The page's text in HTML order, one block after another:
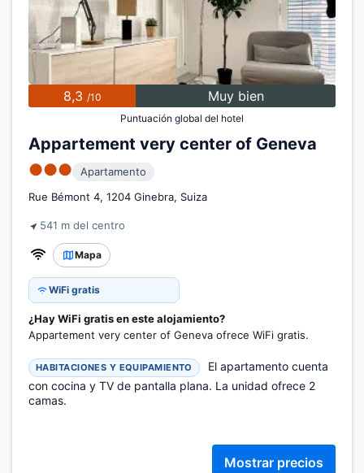
8,3 /10 Muy bien
Puntuación global del hotel
Appartement very center of Geneva
●●●
Apartamento
Rue Bémont 4, 1204 Ginebra, Suiza
541 m del centro
Mapa
WiFi gratis
¿Hay WiFi gratis en este alojamiento?
Appartement very center of Geneva ofrece WiFi gratis.
HABITACIONES Y EQUIPAMIENTO
El apartamento cuenta
con cocina y TV de pantalla plana. La unidad ofrece 2
camas.
Mostrar precios